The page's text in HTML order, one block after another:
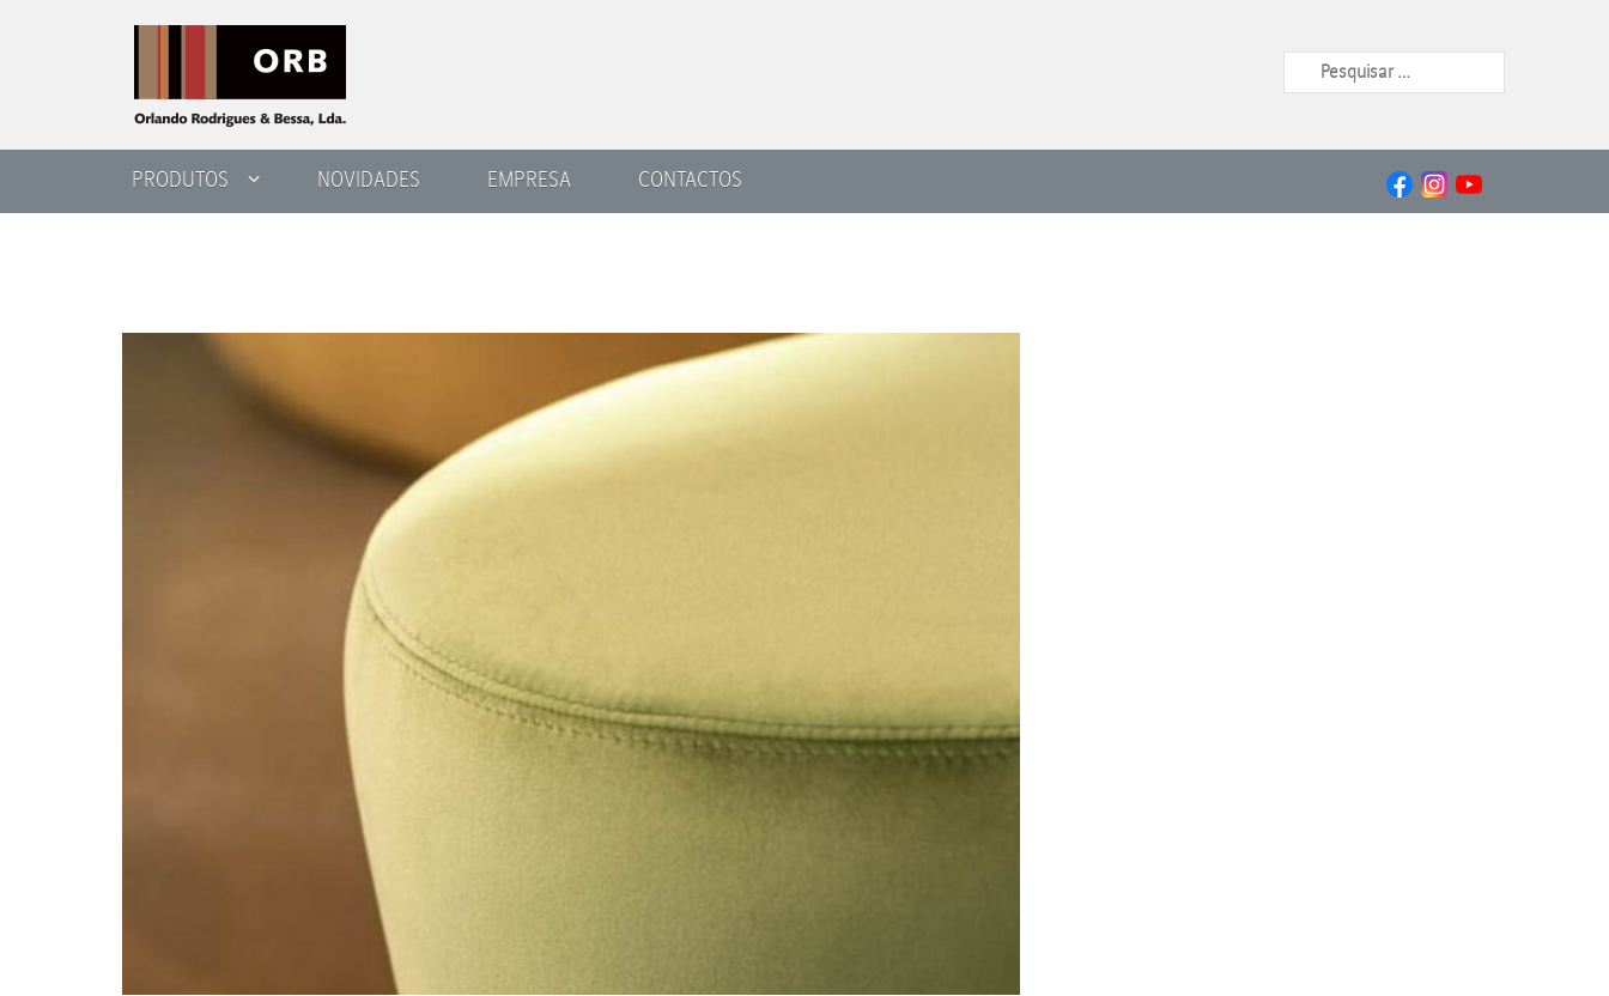
PRODUTOS NOVIDADES EMPRESA CONTACTOS